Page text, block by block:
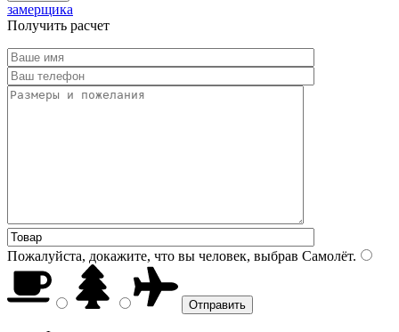
замерщика
Получить расчет
Пожалуйста, докажите, что вы человек, выбрав Самолёт.